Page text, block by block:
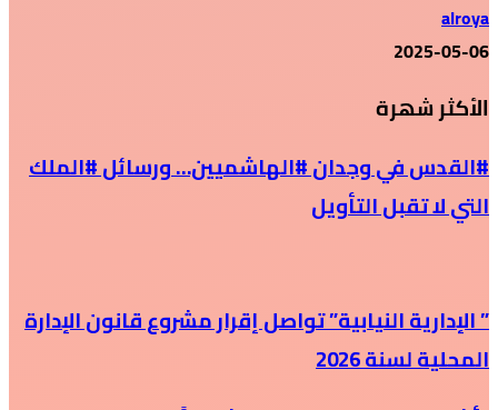
alroya
2025-05-06
الأكثر شهرة
#القدس في وجدان #الهاشميين… ورسائل #الملك
التي لا تقبل التأويل
” الإدارية النيابية” تواصل إقرار مشروع قانون الإدارة
المحلية لسنة 2026